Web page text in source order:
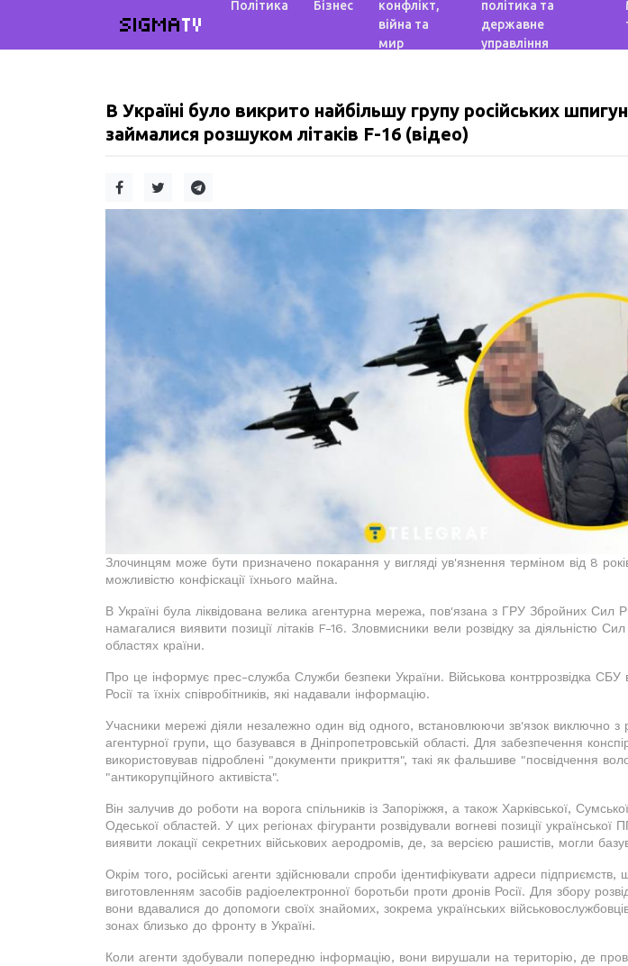
SIGMATV
Політика Бізнес
конфлікт,
війна та
мир
політика та
державне
управління
В Україні було викрито найбільшу групу російських
займалися розшуком літаків F-16 (відео)
Злочинцям може бути призначено покарання у вигляді ув'язнення терміном від 8
можливістю конфіскації їхнього майна.
В Україні була ліквідована велика агентурна мережа, пов'язана з ГРУ Збройних Сил
намагалися виявити позиції літаків F-16. Зловмисники вели розвідку за діяльністю
областях країни.
Про це інформує прес-служба Служби безпеки України. Військова контррозвідка СБУ
Росії та їхніх співробітників, які надавали інформацію.
Учасники мережі діяли незалежно один від одного, встановлюючи зв'язок виключно з
агентурної групи, що базувався в Дніпропетровській області. Для забезпечення
використовував підроблені "документи прикриття", такі як фальшиве "посвідчення
"антикорупційного активіста".
Він залучив до роботи на ворога спільників із Запоріжжя, а також Харківської,
Одеської областей. У цих регіонах фігуранти розвідували вогневі позиції
виявити локації секретних військових аеродромів, де, за версією рашистів, могли
Окрім того, російські агенти здійснювали спроби ідентифікувати адреси
виготовленням засобів радіоелектронної боротьби проти дронів Росії. Для збору
вони вдавалися до допомоги своїх знайомих, зокрема українських
зонах близько до фронту в Україні.
Коли агенти здобували попередню інформацію, вони вирушали на територію, де